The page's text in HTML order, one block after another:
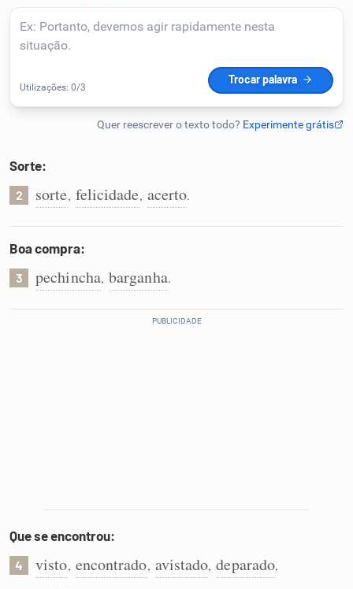
Detector de IA
Humanizador de IA
Caça-palavras
Dicionário
Sorte:
2 sorte, felicidade, acerto.
Boa compra:
3 pechincha, barganha.
Que se encontrou:
4 visto, encontrado, avistado, deparado,